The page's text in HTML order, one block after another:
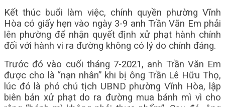
Kết thúc buổi làm việc, chính quyền phường Vĩnh
Hòa có giấy hẹn vào ngày 3-9 anh Trần Văn Em phải
lên phường để nhận quyết định xử phạt hành chính
đối với hành vi ra đường không có lý do chính đáng.
Trước đó vào cuối tháng 7-2021, anh Trần Văn Em
được cho là “nạn nhân” khi bị ông Trần Lê Hữu Thọ,
lúc đó là phó chủ tịch UBND phường Vĩnh Hòa, lập
biên bản xử phạt do ra đường mua bánh mì vì cho